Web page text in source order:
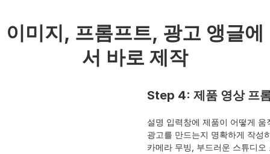
이미지, 프롬프트, 광고 앵글에
서 바로 제작
Step 4: 제품 영상 프
설명 입력창에 제품이 어떻게
광고를 만드는지 명확하게 작성
카메라 무빙, 부드러운 스튜디